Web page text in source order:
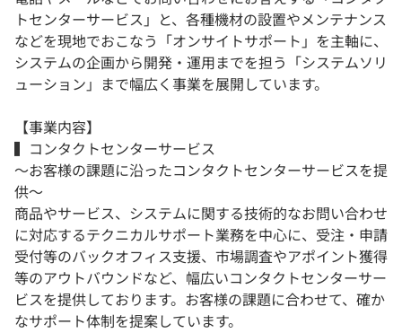
トセンターサービス」と、各種機材の設置やメンテナンス
などを現地でおこなう「オンサイトサポート」を主軸に、
システムの企画から開発・運用までを担う「システムソリ
ューション」まで幅広く事業を展開しています。
【事業内容】
▍コンタクトセンターサービス
〜お客様の課題に沿ったコンタクトセンターサービスを提
供〜
商品やサービス、システムに関する技術的なお問い合わせ
に対応するテクニカルサポート業務を中心に、受注・申請
受付等のバックオフィス支援、市場調査やアポイント獲得
等のアウトバウンドなど、幅広いコンタクトセンターサー
ビスを提供しております。お客様の課題に合わせて、確か
なサポート体制を提案しています。